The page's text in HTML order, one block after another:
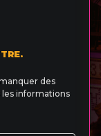
des
informations